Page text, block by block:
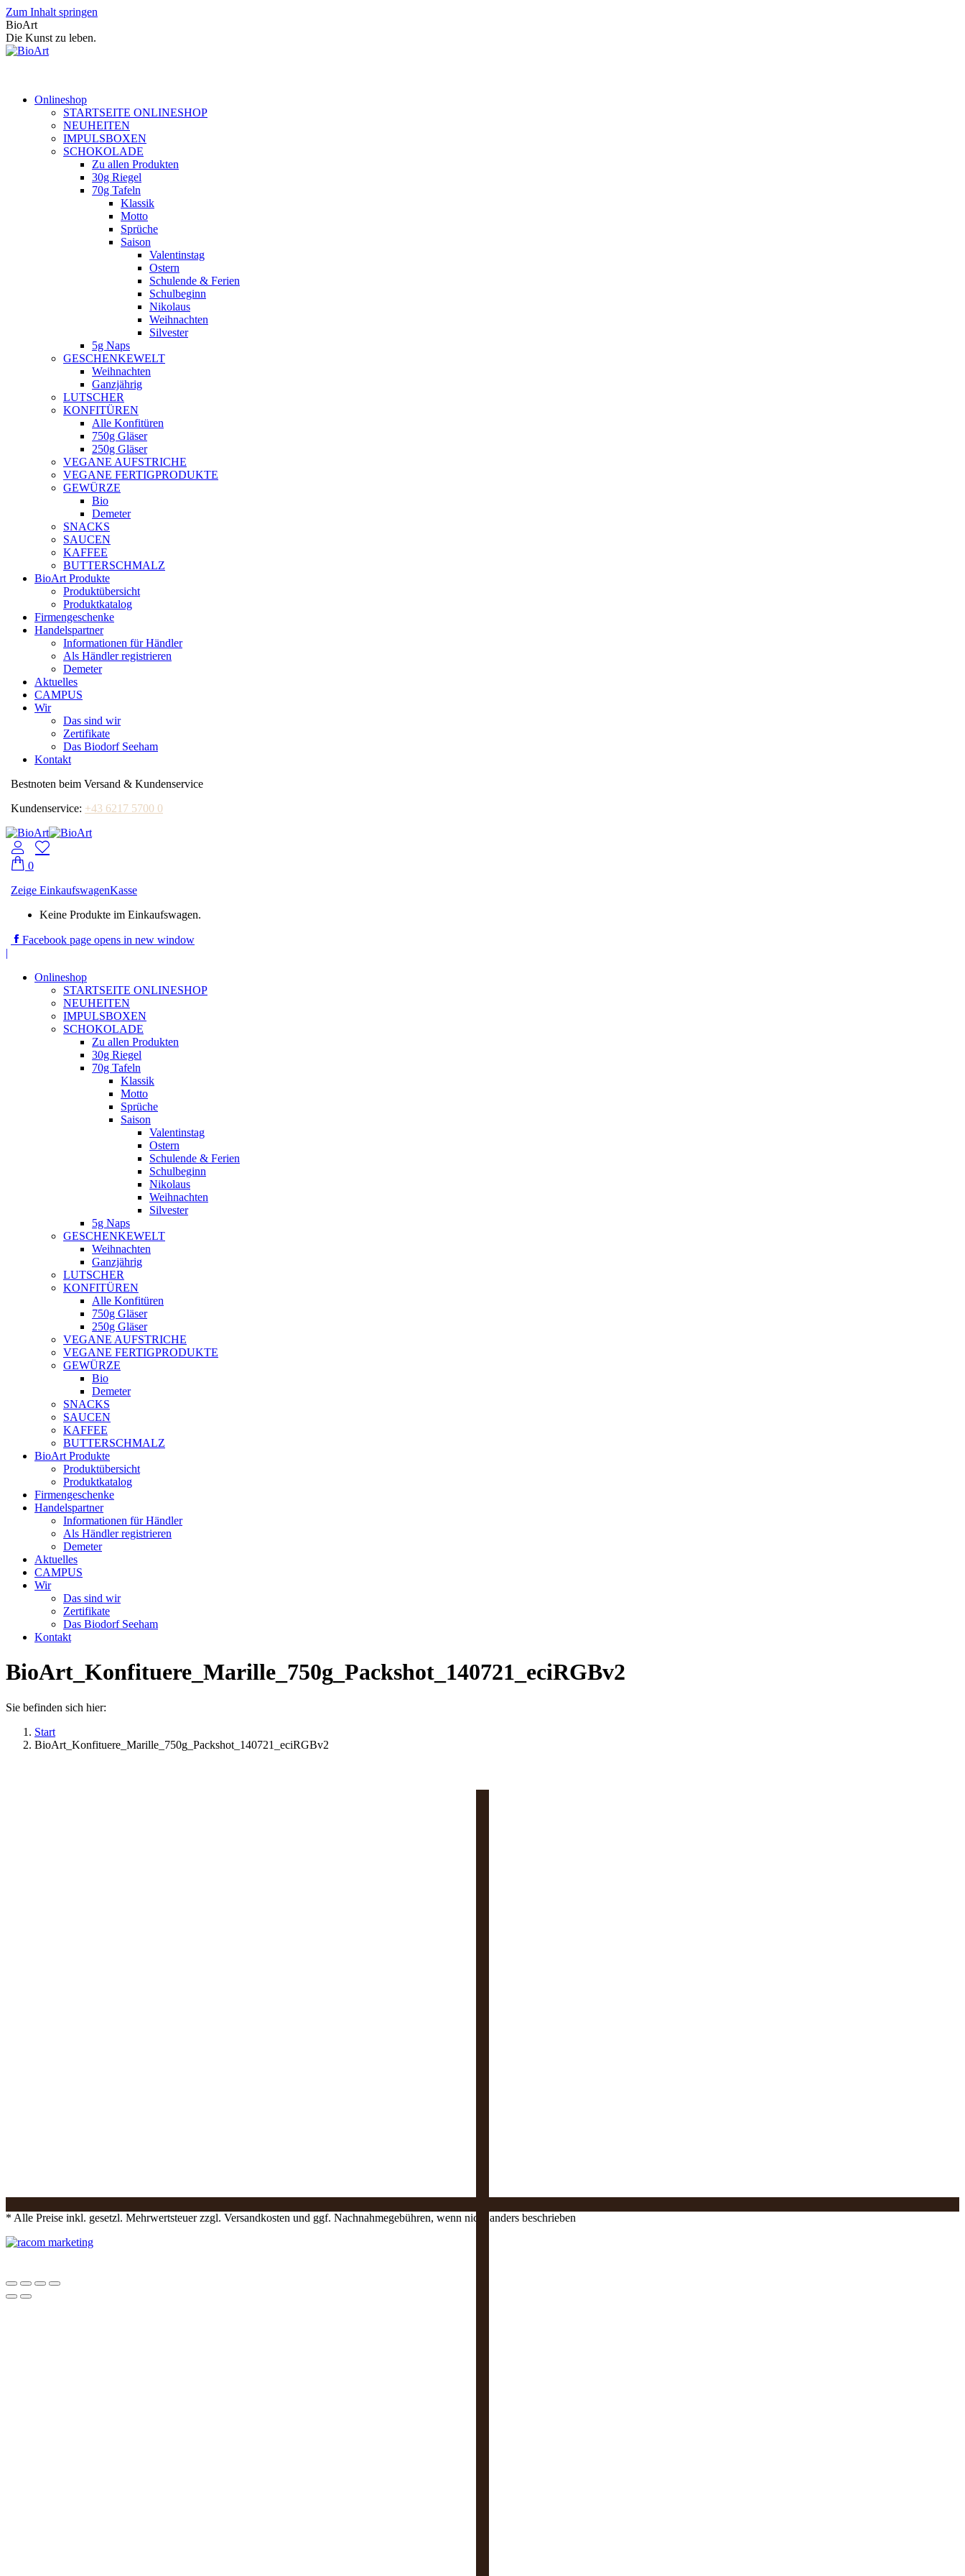
Zum Inhalt springen
BioArt
Die Kunst zu leben.
Onlineshop
STARTSEITE ONLINESHOP
NEUHEITEN
IMPULSBOXEN
SCHOKOLADE
Zu allen Produkten
30g Riegel
70g Tafeln
Klassik
Motto
Sprüche
Saison
Valentinstag
Ostern
Schulende & Ferien
Schulbeginn
Nikolaus
Weihnachten
Silvester
5g Naps
GESCHENKEWELT
Weihnachten
Ganzjährig
LUTSCHER
KONFITÜREN
Alle Konfitüren
750g Gläser
250g Gläser
VEGANE AUFSTRICHE
VEGANE FERTIGPRODUKTE
GEWÜRZE
Bio
Demeter
SNACKS
SAUCEN
KAFFEE
BUTTERSCHMALZ
BioArt Produkte
Produktübersicht
Produktkatalog
Firmengeschenke
Handelspartner
Informationen für Händler
Als Händler registrieren
Demeter
Aktuelles
CAMPUS
Wir
Das sind wir
Zertifikate
Das Biodorf Seeham
Kontakt
Bestnoten beim Versand & Kundenservice
Kundenservice: +43 6217 5700 0
0
Zeige EinkaufswagenKasse
Keine Produkte im Einkaufswagen.
Facebook page opens in new window
|
Onlineshop
STARTSEITE ONLINESHOP
NEUHEITEN
IMPULSBOXEN
SCHOKOLADE
Zu allen Produkten
30g Riegel
70g Tafeln
Klassik
Motto
Sprüche
Saison
Valentinstag
Ostern
Schulende & Ferien
Schulbeginn
Nikolaus
Weihnachten
Silvester
5g Naps
GESCHENKEWELT
Weihnachten
Ganzjährig
LUTSCHER
KONFITÜREN
Alle Konfitüren
750g Gläser
250g Gläser
VEGANE AUFSTRICHE
VEGANE FERTIGPRODUKTE
GEWÜRZE
Bio
Demeter
SNACKS
SAUCEN
KAFFEE
BUTTERSCHMALZ
BioArt Produkte
Produktübersicht
Produktkatalog
Firmengeschenke
Handelspartner
Informationen für Händler
Als Händler registrieren
Demeter
Aktuelles
CAMPUS
Wir
Das sind wir
Zertifikate
Das Biodorf Seeham
Kontakt
BioArt_Konfituere_Marille_750g_Packshot_140721_eciRGBv2
Sie befinden sich hier:
Start
BioArt_Konfituere_Marille_750g_Packshot_140721_eciRGBv2
* Alle Preise inkl. gesetzl. Mehrwertsteuer zzgl. Versandkosten und ggf. Nachnahmegebühren, wenn nicht anders beschrieben